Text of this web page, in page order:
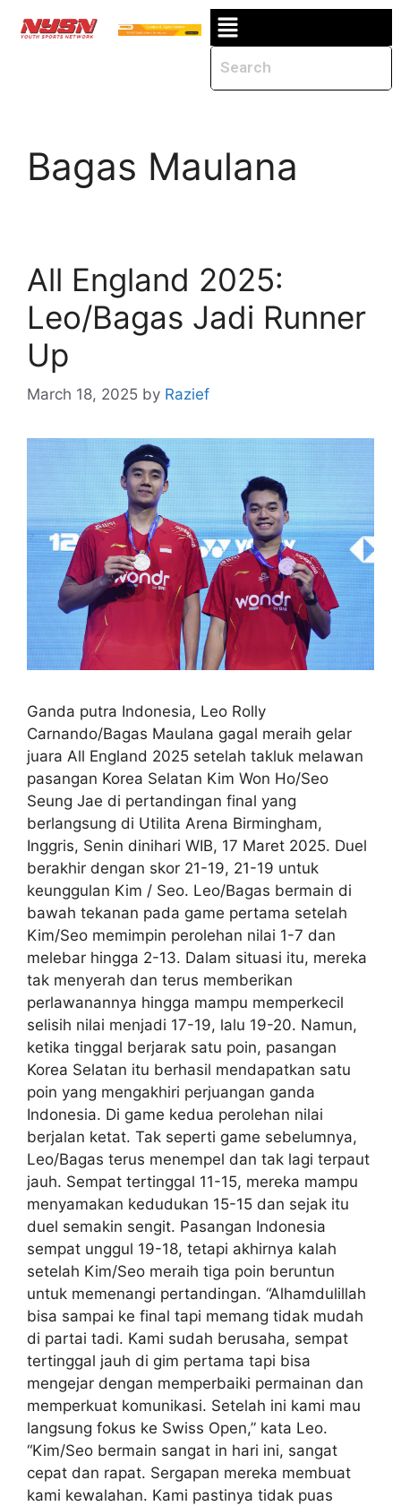
Bagas Maulana
All England 2025:
Leo/Bagas Jadi Runner
Up
March 18, 2025 by Razief
Ganda putra Indonesia, Leo Rolly
Carnando/Bagas Maulana gagal meraih gelar
juara All England 2025 setelah takluk melawan
pasangan Korea Selatan Kim Won Ho/Seo
Seung Jae di pertandingan final yang
berlangsung di Utilita Arena Birmingham,
Inggris, Senin dinihari WIB, 17 Maret 2025. Duel
berakhir dengan skor 21-19, 21-19 untuk
keunggulan Kim / Seo. Leo/Bagas bermain di
bawah tekanan pada game pertama setelah
Kim/Seo memimpin perolehan nilai 1-7 dan
melebar hingga 2-13. Dalam situasi itu, mereka
tak menyerah dan terus memberikan
perlawanannya hingga mampu memperkecil
selisih nilai menjadi 17-19, lalu 19-20. Namun,
ketika tinggal berjarak satu poin, pasangan
Korea Selatan itu berhasil mendapatkan satu
poin yang mengakhiri perjuangan ganda
Indonesia. Di game kedua perolehan nilai
berjalan ketat. Tak seperti game sebelumnya,
Leo/Bagas terus menempel dan tak lagi terpaut
jauh. Sempat tertinggal 11-15, mereka mampu
menyamakan kedudukan 15-15 dan sejak itu
duel semakin sengit. Pasangan Indonesia
sempat unggul 19-18, tetapi akhirnya kalah
setelah Kim/Seo meraih tiga poin beruntun
untuk memenangi pertandingan. “Alhamdulillah
bisa sampai ke final tapi memang tidak mudah
di partai tadi. Kami sudah berusaha, sempat
tertinggal jauh di gim pertama tapi bisa
mengejar dengan memperbaiki permainan dan
memperkuat komunikasi. Setelah ini kami mau
langsung fokus ke Swiss Open,” kata Leo.
“Kim/Seo bermain sangat in hari ini, sangat
cepat dan rapat. Sergapan mereka membuat
kami kewalahan. Kami pastinya tidak puas